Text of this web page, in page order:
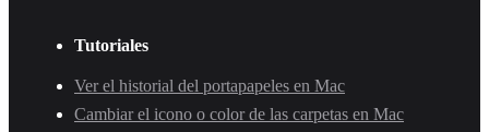
Tutoriales
Ver el historial del portapapeles en Mac
Cambiar el icono o color de las carpetas en Mac